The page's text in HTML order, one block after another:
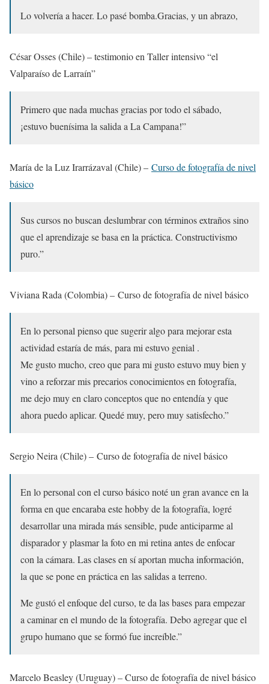
Lo volvería a hacer. Lo pasé bomba.Gracias, y un abrazo,
César Osses (Chile) – testimonio en Taller intensivo “el
Valparaíso de Larraín”
Primero que nada muchas gracias por todo el sábado,
¡estuvo buenísima la salida a La Campana!”
María de la Luz Irarrázaval (Chile) – Curso de fotografía de nivel
básico
Sus cursos no buscan deslumbrar con términos extraños sino
que el aprendizaje se basa en la práctica. Constructivismo
puro.”
Viviana Rada (Colombia) – Curso de fotografía de nivel básico
En lo personal pienso que sugerir algo para mejorar esta
actividad estaría de más, para mi estuvo genial .
Me gusto mucho, creo que para mi gusto estuvo muy bien y
vino a reforzar mis precarios conocimientos en fotografía,
me dejo muy en claro conceptos que no entendía y que
ahora puedo aplicar. Quedé muy, pero muy satisfecho.”
Sergio Neira (Chile) – Curso de fotografía de nivel básico
En lo personal con el curso básico noté un gran avance en la
forma en que encaraba este hobby de la fotografía, logré
desarrollar una mirada más sensible, pude anticiparme al
disparador y plasmar la foto en mi retina antes de enfocar
con la cámara. Las clases en sí aportan mucha información,
la que se pone en práctica en las salidas a terreno.
Me gustó el enfoque del curso, te da las bases para empezar
a caminar en el mundo de la fotografía. Debo agregar que el
grupo humano que se formó fue increíble.”
Marcelo Beasley (Uruguay) – Curso de fotografía de nivel básico